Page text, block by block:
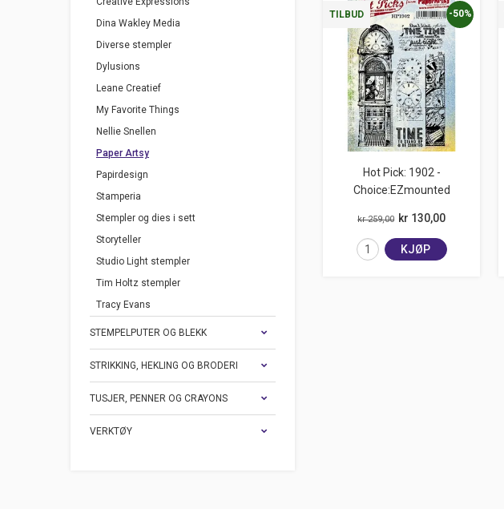
Dina Wakley Media
Diverse stempler
Dylusions
Leane Creatief
My Favorite Things
Nellie Snellen
Paper Artsy
Papirdesign
Stamperia
Stempler og dies i sett
Storyteller
Studio Light stempler
Tim Holtz stempler
Tracy Evans
STEMPELPUTER OG BLEKK
STRIKKING, HEKLING OG BRODERI
TUSJER, PENNER OG CRAYONS
VERKTØY
TILBUD
Hot Pick: 1902 -
Choice:EZmounted
-50%
kr 259,00 kr 130,00
KJØP